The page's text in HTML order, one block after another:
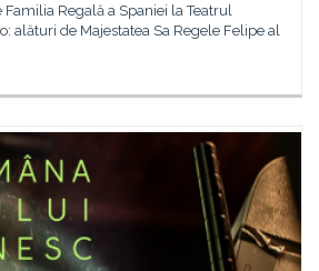
Regală a Spaniei la Teatrul
alături de Majestatea Sa Regele Felipe al